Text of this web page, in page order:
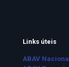
Links úteis
ABAV Nacional